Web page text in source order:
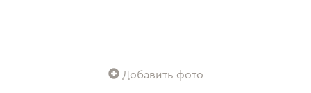
Добавить фото